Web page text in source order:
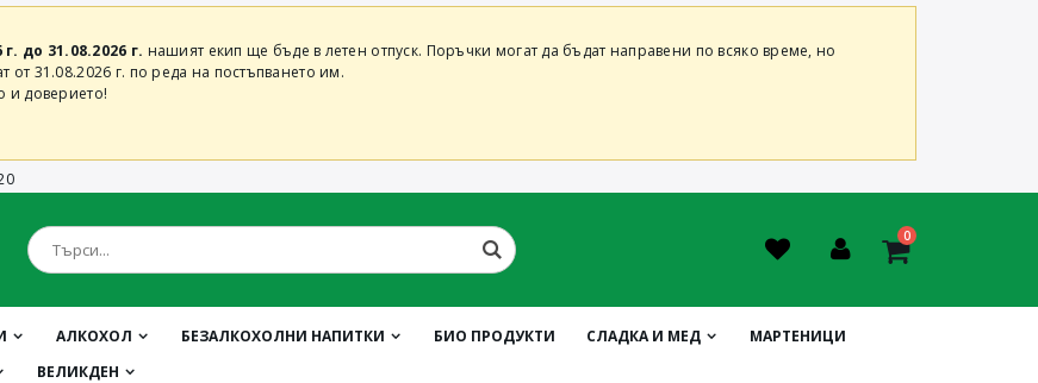
до 31.08.2026 г. нашият екип ще бъде в летен отпуск. Поръчки могат да бъдат направени по всяко време, но
31.08.2026 г. по реда на постъпването им.
и доверието!
0
АЛКОХОЛ БЕЗАЛКОХОЛНИ НАПИТКИ БИО ПРОДУКТИ СЛАДКА И МЕД
МАРТЕНИЦИ
ВЕЛИКДЕН